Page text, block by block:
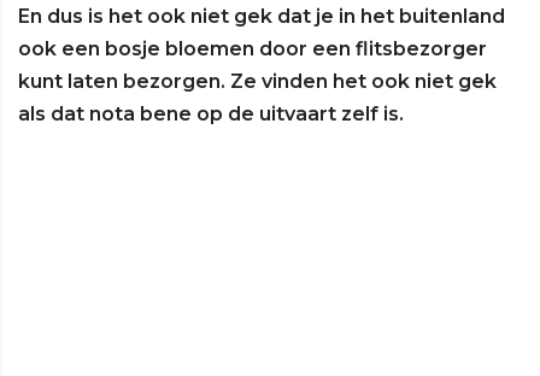
En dus is het ook niet gek dat je in het buitenland
ook een bosje bloemen door een flitsbezorger
kunt laten bezorgen. Ze vinden het ook niet gek
als dat nota bene op de uitvaart zelf is.